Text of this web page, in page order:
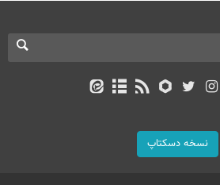
نسخه دسکتاپ